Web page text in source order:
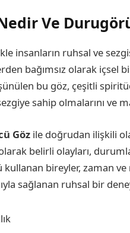
Ve
insanların ruhsal ve
bağımsız olarak içsel
bu göz, çeşitli
sahip olmalarını ve
Göz ile doğrudan ilişkili
belirli olayları,
kullanan bireyler, zaman
sağlanan ruhsal bir